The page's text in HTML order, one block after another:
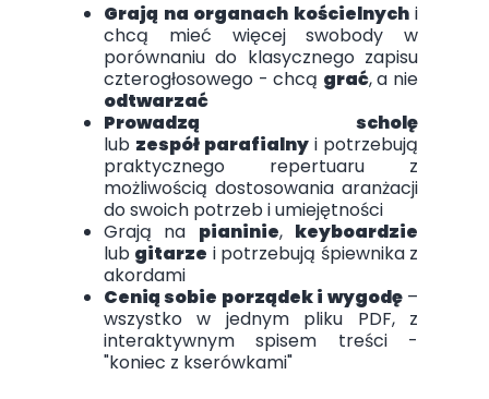
Grają na organach kościelnychi
chcą mieć więcej swobody w
porównaniu do klasycznego zapisu
czterogłosowego - chcą grać, a nie
odtwarzać
Prowadzą scholę
lub zespół parafialny i potrzebują
praktycznego repertuaru z
możliwością dostosowania aranżacji
do swoich potrzeb i umiejętności
Grają na pianinie, keyboardzie
lub gitarze i potrzebują śpiewnika z
akordami
Cenią sobie porządek i wygodę–
wszystko w jednym pliku PDF, z
interaktywnym spisem treści -
"koniec z kserówkami"